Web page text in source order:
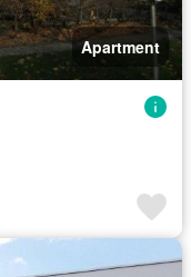
Apartment